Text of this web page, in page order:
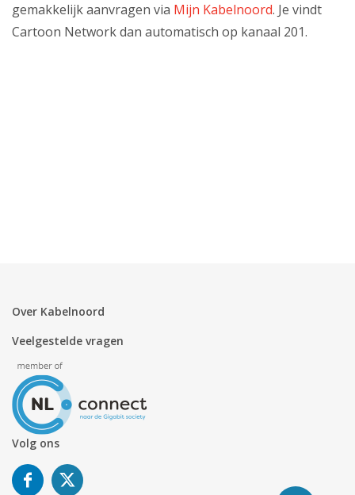
gemakkelijk aanvragen via Mijn Kabelnoord. Je vindt
Cartoon Network dan automatisch op kanaal 201.
Over Kabelnoord
Veelgestelde vragen
Volg ons